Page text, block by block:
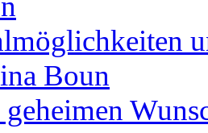
Boun